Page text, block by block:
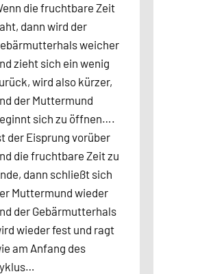
die fruchtbare Zeit
dann wird der
weicher
zieht sich ein wenig
wird also kürzer,
der Muttermund
sich zu öffnen….
der Eisprung vorüber
die fruchtbare Zeit zu
dann schließt sich
Muttermund wieder
der Gebärmutterhals
wieder fest und ragt
am Anfang des